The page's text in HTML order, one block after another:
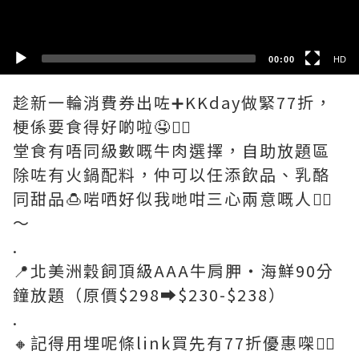
00:00 HD
趁新一輪消費券出咗➕KKday做緊77折，
梗係要食得好啲啦🤤✌🏻
堂食有唔同級數嘅牛肉選擇，自助放題區
除咗有火鍋配料，仲可以任添飲品、乳酪
同甜品🍮啱哂好似我哋咁三心兩意嘅人✌🏻
～
.
📍北美洲穀飼頂級AAA牛肩胛‧海鮮90分
鐘放題（原價$298➡️$230-$238）
.
🔸記得用埋呢條link買先有77折優惠㗎❤️‍🔥